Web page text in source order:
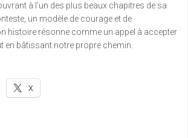
à l’un des plus beaux chapitres de sa
un modèle de courage et de
histoire résonne comme un appel à accepter
en bâtissant notre propre chemin.
X